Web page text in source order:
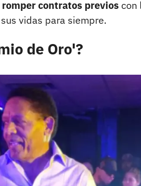
contratos previos con
vidas para siempre.
de Oro'?